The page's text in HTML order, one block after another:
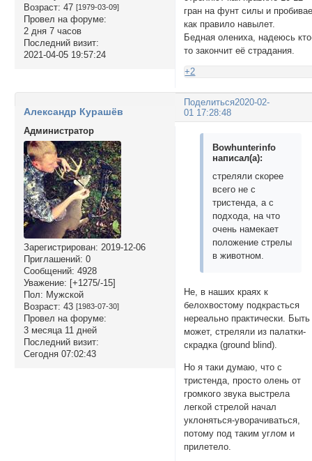
Возраст: 47 [1979-03-09]
Провел на форуме:
2 дня 7 часов
Последний визит:
2021-04-05 19:57:24
гран на фунт силы и
как правило навылет.
Бедная олениха, надеюсь
то закончит её страдания.
+2
Поделиться2020-02-
01 17:28:48
Александр Курашёв
Администратор
Зарегистрирован: 2019-12-06
Приглашений: 0
Сообщений: 4928
Уважение: [+1275/-15]
Пол: Мужской
Возраст: 43 [1983-07-30]
Провел на форуме:
3 месяца 11 дней
Последний визит:
Сегодня 07:02:43
Bowhunterinfo
написал(а):
стреляли скорее
всего не с
тристенда, а с
подхода, на что
очень намекает
положение стрелы
в животном.
Не, в наших краях к
белохвостому подкрасться
нереально практически. Быть
может, стреляли из палатки-
скрадка (ground blind).
Но я таки думаю, что с
тристенда, просто олень от
громкого звука выстрела
легкой стрелой начал
уклоняться-уворачиваться,
потому под таким углом и
прилетело.